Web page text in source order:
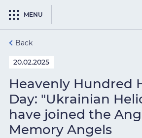
MENU
Back
20.02.2025
Heavenly Hundred
Day: "Ukrainian
have joined the
Memory Angels